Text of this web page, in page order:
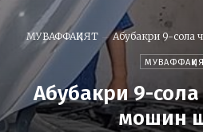
МУВАФФАҚИЯТ Абубакри 9-сола
Абубакри 9-сола
мошин